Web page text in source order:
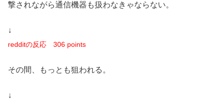
撃されながら通信機器も扱わなきゃならない。
↓
redditの反応 306 points
その間、もっとも狙われる。
↓